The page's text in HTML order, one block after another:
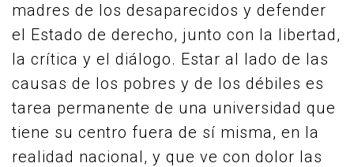
madres de los desaparecidos y defender
el Estado de derecho, junto con la libertad,
la crítica y el diálogo. Estar al lado de las
causas de los pobres y de los débiles es
tarea permanente de una universidad que
tiene su centro fuera de sí misma, en la
realidad nacional, y que ve con dolor las